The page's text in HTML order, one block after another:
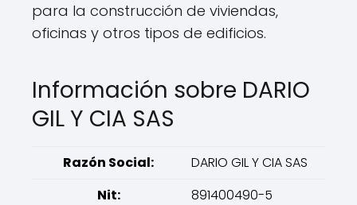
para la construcción de viviendas,
oficinas y otros tipos de edificios.
Información sobre DARIO
GIL Y CIA SAS
Razón Social:
DARIO GIL Y CIA SAS
Nit:
891400490-5